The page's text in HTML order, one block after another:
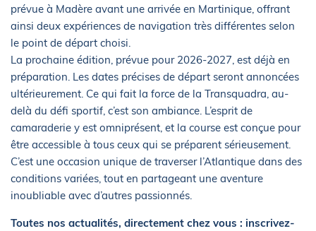
prévue à Madère avant une arrivée en Martinique, offrant
ainsi deux expériences de navigation très différentes selon
le point de départ choisi.
La prochaine édition, prévue pour 2026-2027, est déjà en
préparation. Les dates précises de départ seront annoncées
ultérieurement. Ce qui fait la force de la Transquadra, au-
delà du défi sportif, c’est son ambiance. L’esprit de
camaraderie y est omniprésent, et la course est conçue pour
être accessible à tous ceux qui se préparent sérieusement.
C’est une occasion unique de traverser l’Atlantique dans des
conditions variées, tout en partageant une aventure
inoubliable avec d’autres passionnés.
Toutes nos actualités, directement chez vous : inscrivez-